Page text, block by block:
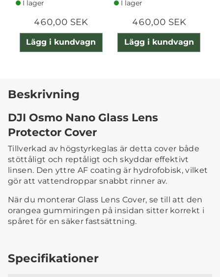
I lager
460,00 SEK
Lägg i kundvagn
I lager
460,00 SEK
Lägg i kundvagn
Beskrivning
DJI Osmo Nano Glass Lens
Protector Cover
Tillverkad av högstyrkeglas är detta cover både
stöttåligt och reptåligt och skyddar effektivt
linsen. Den yttre AF coating är hydrofobisk, vilket
gör att vattendroppar snabbt rinner av.
När du monterar Glass Lens Cover, se till att den
orangea gummiringen på insidan sitter korrekt i
spåret för en säker fastsättning.
Specifikationer